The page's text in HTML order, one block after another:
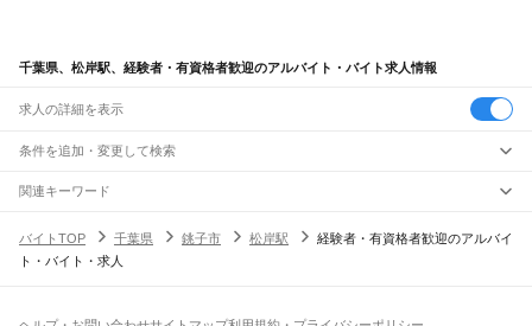
千葉県、松岸駅、経験者・有資格者歓迎のアルバイト・バイト求人情報
求人の詳細を表示
条件を追加・変更して検索
市区町村を追加・変更
千葉県すべて
千葉市 すべて
駅を追加・変更
職種を追加・変更
飲食・フードサービスすべて
関連キーワード
バイトTOP
千葉県 銚子市 松岸駅
経験者・有資格者歓迎のアルバイ
ト・バイト・求人